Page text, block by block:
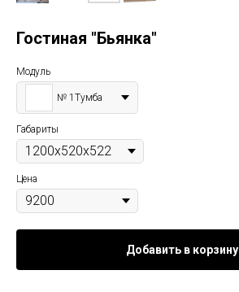
Гостиная "Бьянка"
Модуль
№ 1Тумба
Габариты
Цена
Добавить в корзину